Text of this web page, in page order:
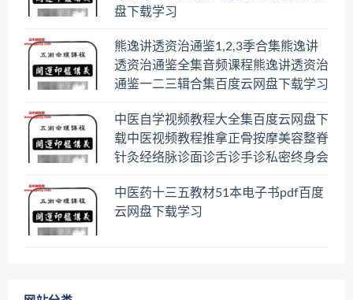
盘下载学习
熊逸讲透资治通鉴1,2,3季合集熊逸讲
透资治通鉴全集音频课程熊逸讲透资治
通鉴一二三辑合集百度云网盘下载学习
中医自学视频教程大全集百度云网盘下
载中医视频教程推拿正骨按摩美容整脊
针灸经络脉诊面诊舌诊手诊私密终身会
中医药十三五教材51本电子书pdf百度
云网盘下载学习